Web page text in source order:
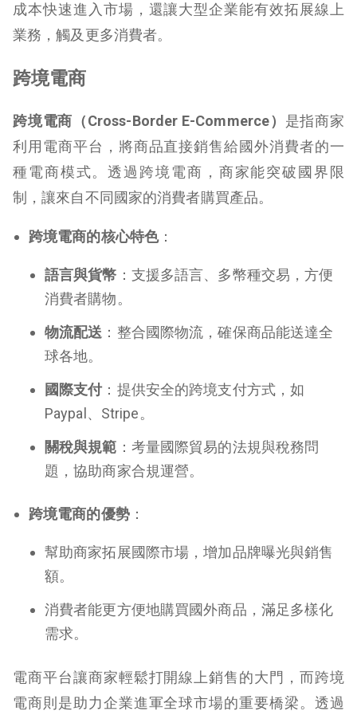
成本快速進入市場，還讓大型企業能有效拓展線上
業務，觸及更多消費者。
跨境電商
跨境電商（Cross-Border E-Commerce） 是指商家
利用電商平台，將商品直接銷售給國外消費者的一
種電商模式。透過跨境電商，商家能突破國界限
制，讓來自不同國家的消費者購買產品。
跨境電商的核心特色：
語言與貨幣 ：支援多語言、多幣種交易，方便
消費者購物。
物流配送 ：整合國際物流，確保商品能送達全
球各地。
國際支付 ：提供安全的跨境支付方式，如
Paypal、Stripe。
關稅與規範 ：考量國際貿易的法規與稅務問
題，協助商家合規運營。
跨境電商的優勢：
幫助商家拓展國際市場，增加品牌曝光與銷售
額。
消費者能更方便地購買國外商品，滿足多樣化
需求。
電商平台讓商家輕鬆打開線上銷售的大門，而跨境
電商則是助力企業進軍全球市場的重要橋梁。透過